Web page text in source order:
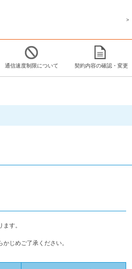
通信速度制限について 契約内容の確認・変更
す。
じめご了承ください。